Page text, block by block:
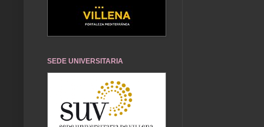
SEDE UNIVERSITARIA